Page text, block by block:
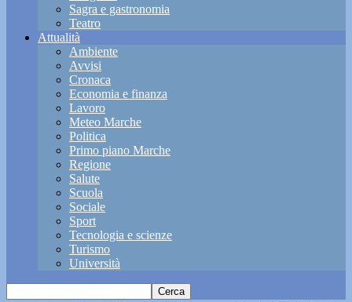
Sagra e gastronomia
Teatro
Attualità
Ambiente
Avvisi
Cronaca
Economia e finanza
Lavoro
Meteo Marche
Politica
Primo piano Marche
Regione
Salute
Scuola
Sociale
Sport
Tecnologia e scienze
Turismo
Università